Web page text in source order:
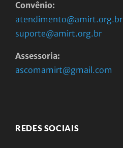
Convênio:
atendimento@amirt.org.br
suporte@amirt.org.br
Assessoria:
ascomamirt@gmail.com
REDES SOCIAIS